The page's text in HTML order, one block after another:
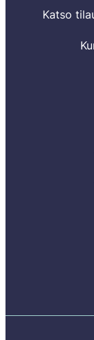
Katso